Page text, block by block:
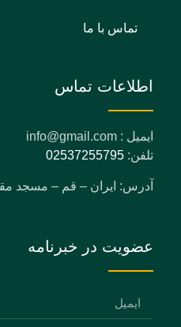
تماس با ما
اطلاعات تماس
ایمیل : info@gmail.com
تلفن: 02537255795
آدرس: ایران – قم – مسجد
عضویت در خبرنامه